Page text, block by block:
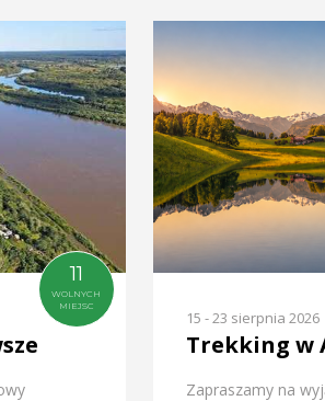
11
WOLNYCH
MIEJSC
15 - 23 sierpnia 2026
Trekking w
Zapraszamy na